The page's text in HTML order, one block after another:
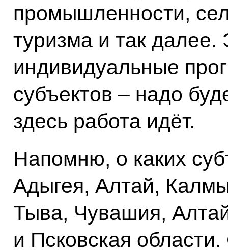
промышленности,
туризма и так
индивидуальные
субъектов – надо
здесь работа идёт.
Напомню, о каких
Адыгея, Алтай,
Тыва, Чувашия,
и Псковская